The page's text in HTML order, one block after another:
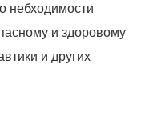
небходимости
и здоровому
и других